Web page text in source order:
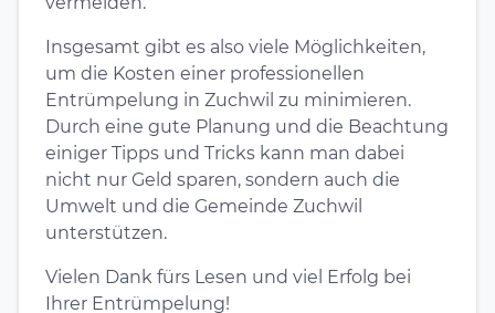
Insgesamt gibt es also viele Möglichkeiten,
um die Kosten einer professionellen
Entrümpelung in Zuchwil zu minimieren.
Durch eine gute Planung und die Beachtung
einiger Tipps und Tricks kann man dabei
nicht nur Geld sparen, sondern auch die
Umwelt und die Gemeinde Zuchwil
unterstützen.
Vielen Dank fürs Lesen und viel Erfolg bei
Ihrer Entrümpelung!